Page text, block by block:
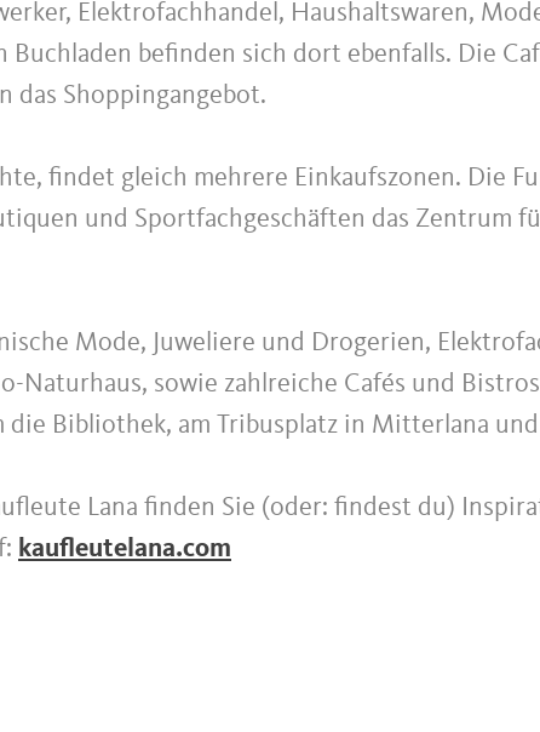
Elektrofachhandel, Haushaltswaren,
befinden sich dort ebenfalls. Die
das Shoppingangebot.
findet gleich mehrere Einkaufszonen. Die
und Sportfachgeschäften das Zentrum
Mode, Juweliere und Drogerien,
Naturhaus, sowie zahlreiche Cafés und
die Bibliothek, am Tribusplatz in Mitterlana
Lana finden Sie (oder: findest du)
kaufleutelana.com